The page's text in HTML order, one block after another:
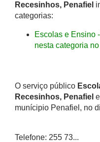
Recesinhos, Penafiel
categorias:
Escolas e Ensino
nesta categoria
O serviço público
Recesinhos, Penafiel
munícipio Penafiel, no
Telefone: 255 73...